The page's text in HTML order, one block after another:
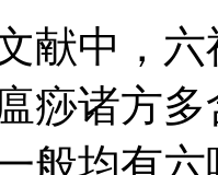
献中，
痧诸方
般均有